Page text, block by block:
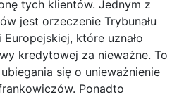
tych klientów. Jednym z
jest orzeczenie Trybunału
które uznało
kredytowej za nieważne. To
się o unieważnienie
Ponadto